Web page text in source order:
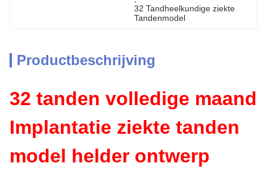
32 Tandheelkundige ziekte
Tandenmodel
Productbeschrijving
32 tanden volledige maand
Implantatie ziekte tanden
model helder ontwerp